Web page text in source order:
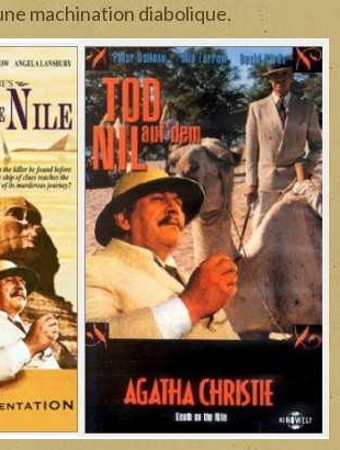
machination diabolique.